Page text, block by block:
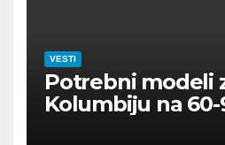
VESTI
Potrebni modeli
Kolumbiju na